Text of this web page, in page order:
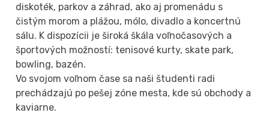
diskoték, parkov a záhrad, ako aj promenádu s
čistým morom a plážou, mólo, divadlo a koncertnú
sálu. K dispozícii je široká škála voľnočasových a
športových možností: tenisové kurty, skate park,
bowling, bazén.
Vo svojom voľnom čase sa naši študenti radi
prechádzajú po pešej zóne mesta, kde sú obchody a
kaviarne.